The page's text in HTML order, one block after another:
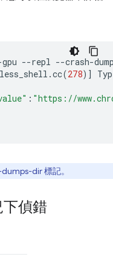
--repl --crash-
(278)]
: "https://
dir 標記。
偵錯